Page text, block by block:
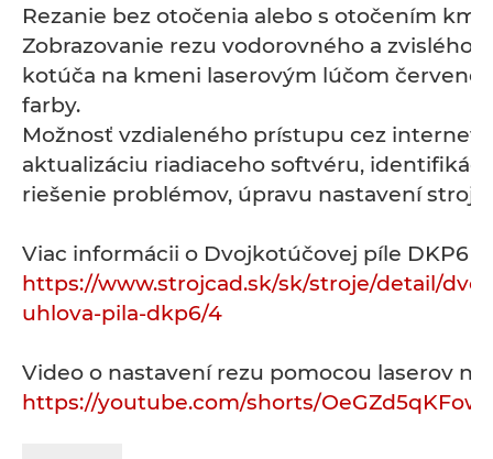
Rezanie bez otočenia alebo s otočením
Zobrazovanie rezu vodorovného a zvislého
kotúča na kmeni laserovým lúčom červenej
farby.
Možnosť vzdialeného prístupu cez internet
aktualizáciu riadiaceho softvéru,
riešenie problémov, úpravu nastavení
Viac informácii o Dvojkotúčovej píle DKP6
https://www.strojcad.sk/sk/stroje/detail/
uhlova-pila-dkp6/4
Video o nastavení rezu pomocou laserov
https://youtube.com/shorts/OeGZd5qKFow